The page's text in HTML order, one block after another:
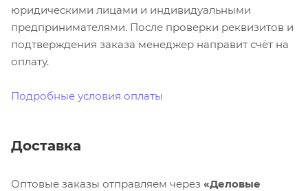
юридическими лицами и индивидуальными
предпринимателями. После проверки реквизитов и
подтверждения заказа менеджер направит счёт на
оплату.
Подробные условия оплаты
Доставка
Оптовые заказы отправляем через «Деловые